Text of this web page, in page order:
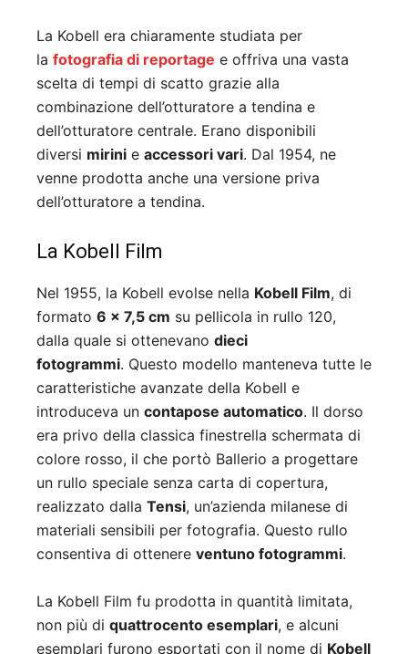
La Kobell era chiaramente studiata per
la fotografia di reportage e offriva una vasta
scelta di tempi di scatto grazie alla
combinazione dell’otturatore a tendina e
dell’otturatore centrale. Erano disponibili
diversi mirini e accessori vari. Dal 1954, ne
venne prodotta anche una versione priva
dell’otturatore a tendina.
La Kobell Film
Nel 1955, la Kobell evolse nella Kobell Film, di
formato 6 x 7,5 cm su pellicola in rullo 120,
dalla quale si ottenevano dieci
fotogrammi. Questo modello manteneva tutte le
caratteristiche avanzate della Kobell e
introduceva un contapose automatico. Il dorso
era privo della classica finestrella schermata di
colore rosso, il che portò Ballerio a progettare
un rullo speciale senza carta di copertura,
realizzato dalla Tensi, un’azienda milanese di
materiali sensibili per fotografia. Questo rullo
consentiva di ottenere ventuno fotogrammi.
La Kobell Film fu prodotta in quantità limitata,
non più di quattrocento esemplari, e alcuni
esemplari furono esportati con il nome di Kobell